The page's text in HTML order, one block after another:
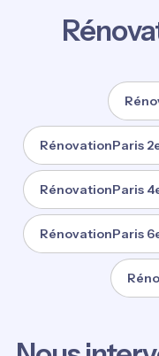
RénovationParis
RénovationParis
RénovationParis